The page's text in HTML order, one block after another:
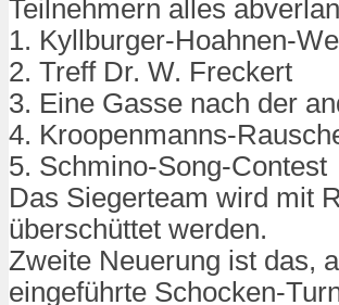
Teilnehmern alles
1. Kyllburger-Hoahnen-
2. Treff Dr. W. Freckert
3. Eine Gasse nach der
4. Kroopenmanns-
5. Schmino-Song-Contest
Das Siegerteam wird mit
überschüttet werden.
Zweite Neuerung ist das,
eingeführte Schocken-